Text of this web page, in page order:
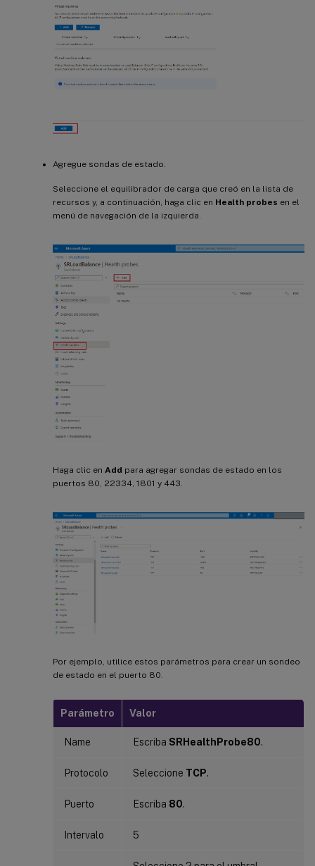
Agregue sondas de estado.
Seleccione el equilibrador de carga que creó en la lista de
recursos y, a continuación, haga clic en Health probes en el
menú de navegación de la izquierda.
Haga clic en Add para agregar sondas de estado en los
puertos 80, 22334, 1801 y 443.
Por ejemplo, utilice estos parámetros para crear un sondeo
de estado en el puerto 80.
Parámetro Valor
Name Escriba SRHealthProbe80.
Protocolo Seleccione TCP.
Puerto Escriba 80.
Intervalo 5